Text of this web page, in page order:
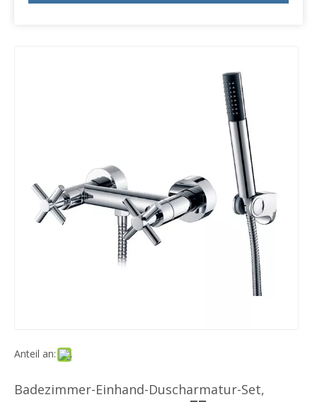
Anteil an:
Badezimmer-Einhand-Duscharmatur-Set,